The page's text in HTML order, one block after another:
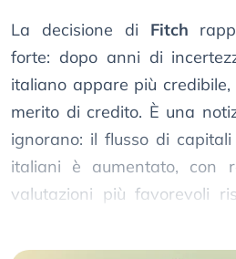
La decisione di Fitch
forte: dopo anni di
italiano appare più
merito di credito. È una
ignorano: il flusso di
italiani è aumentato, con
valutazioni più favorevoli